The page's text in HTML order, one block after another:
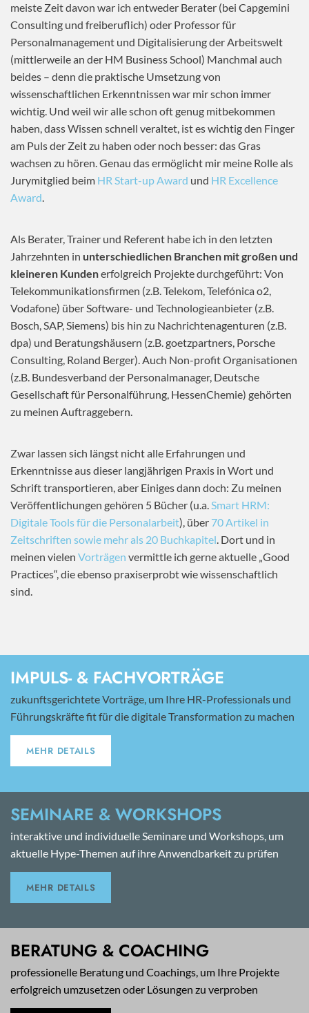
meiste Zeit davon war ich entweder Berater (bei Capgemini
Consulting und freiberuflich) oder Professor für
Personalmanagement und Digitalisierung der Arbeitswelt
(mittlerweile an der HM Business School) Manchmal auch
beides – denn die praktische Umsetzung von
wissenschaftlichen Erkenntnissen war mir schon immer
wichtig. Und weil wir alle schon oft genug mitbekommen
haben, dass Wissen schnell veraltet, ist es wichtig den Finger
am Puls der Zeit zu haben oder noch besser: das Gras
wachsen zu hören. Genau das ermöglicht mir meine Rolle als
Jurymitglied beim HR Start-up Award und HR Excellence
Award.
Als Berater, Trainer und Referent habe ich in den letzten
Jahrzehnten in unterschiedlichen Branchen mit großen und
kleineren Kundenerfolgreich Projekte durchgeführt: Von
Telekommunikationsfirmen (z.B. Telekom, Telefónica o2,
Vodafone) über Software- und Technologieanbieter (z.B.
Bosch, SAP, Siemens) bis hin zu Nachrichtenagenturen (z.B.
dpa) und Beratungshäusern (z.B. goetzpartners, Porsche
Consulting, Roland Berger). Auch Non-profit Organisationen
(z.B. Bundesverband der Personalmanager, Deutsche
Gesellschaft für Personalführung, HessenChemie) gehörten
zu meinen Auftraggebern.
Zwar lassen sich längst nicht alle Erfahrungen und
Erkenntnisse aus dieser langjährigen Praxis in Wort und
Schrift transportieren, aber Einiges dann doch: Zu meinen
Veröffentlichungen gehören 5 Bücher (u.a.Smart HRM:
Digitale Tools für die Personalarbeit), über 70 Artikel in
Zeitschriften sowie mehr als 20 Buchkapitel. Dort und in
meinen vielen Vorträgen vermittle ich gerne aktuelle „Good
Practices“, die ebenso praxiserprobt wie wissenschaftlich
sind.
IMPULS- & FACHVORTRÄGE
zukunftsgerichtete Vorträge, um Ihre HR-Professionals und
Führungskräfte fit für die digitale Transformation zu machen
MEHR DETAILS
SEMINARE & WORKSHOPS
interaktive und individuelle Seminare und Workshops, um
aktuelle Hype-Themen auf ihre Anwendbarkeit zu prüfen
MEHR DETAILS
BERATUNG & COACHING
professionelle Beratung und Coachings, um Ihre Projekte
erfolgreich umzusetzen oder Lösungen zu verproben